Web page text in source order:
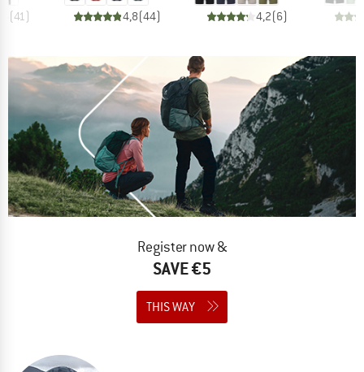
(41)
4,8(44)
4,2(6)
Register now &
SAVE €5
THIS WAY